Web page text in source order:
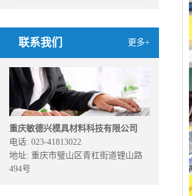
更多+
联系我们
重庆敏德兴模具材料科技有限公司
电话: 023-41813022
地址: 重庆市璧山区青杠街道锂山路
494号